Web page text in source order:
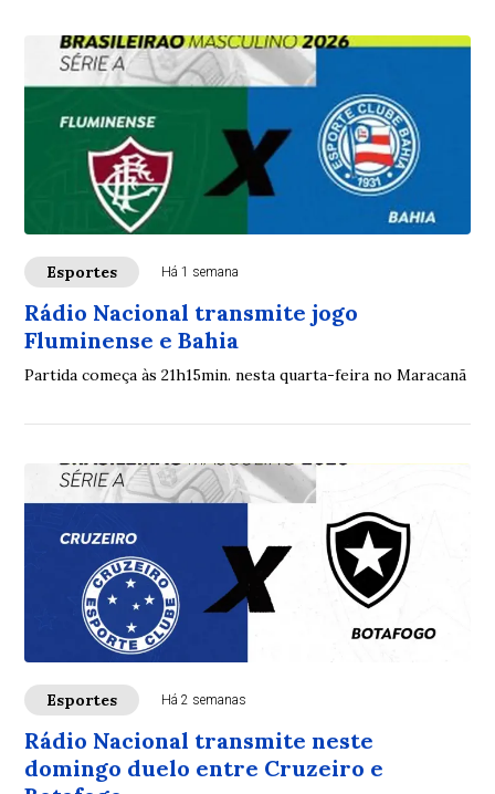
Esportes Há 1 semana
Rádio Nacional transmite jogo
Fluminense e Bahia
Partida começa às 21h15min. nesta quarta-feira no Maracanã
Esportes Há 2 semanas
Rádio Nacional transmite neste
domingo duelo entre Cruzeiro e